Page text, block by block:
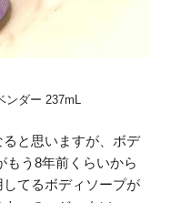
ンダー 237mL
と思いますが、ボデ
もう8年前くらいから
てるボディソープが